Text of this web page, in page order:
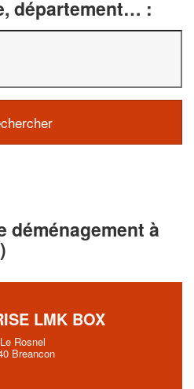
département… :
déménagement à
LMK BOX
Rosnel
Breancon
votre
clients!
En savoir plus